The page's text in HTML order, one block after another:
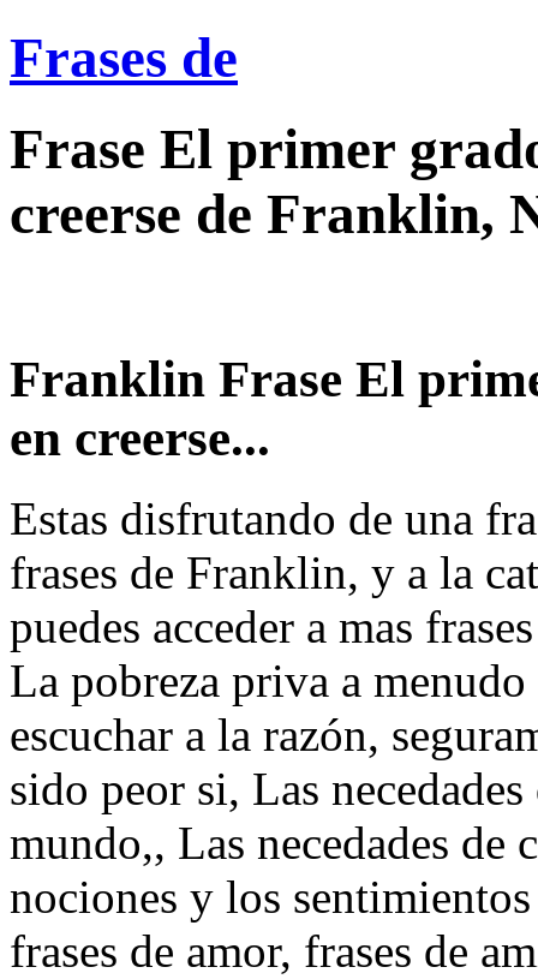
Frases de
Frase El primer
creerse de Franklin,
Franklin Frase El
en creerse...
Estas disfrutando de una
frases de Franklin, y a la
puedes acceder a mas
La pobreza priva a
escuchar a la razón,
sido peor si, Las
mundo,, Las necedades de
nociones y los
frases de amor, frases de